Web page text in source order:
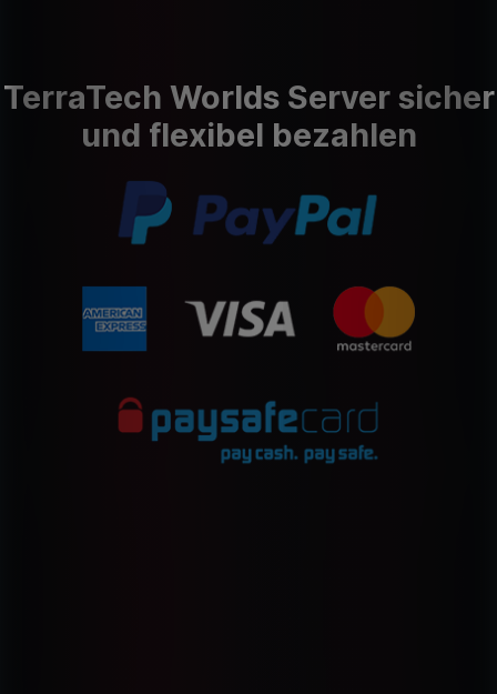
TerraTech Worlds Server sicher
und flexibel bezahlen